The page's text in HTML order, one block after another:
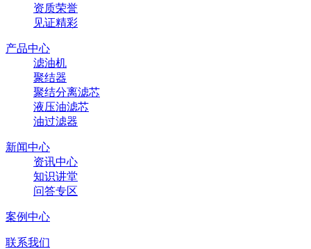
资质荣誉
见证精彩
产品中心
滤油机
聚结器
聚结分离滤芯
液压油滤芯
油过滤器
新闻中心
资讯中心
知识讲堂
问答专区
案例中心
联系我们